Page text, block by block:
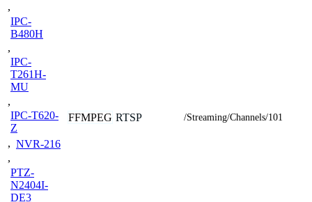
,
IPC-
B480H
,
IPC-
T261H-
MU
,
IPC-T620-
Z
, NVR-216
,
PTZ-
N2404I-
DE3
FFMPEG RTSP /Streaming/Channels/101